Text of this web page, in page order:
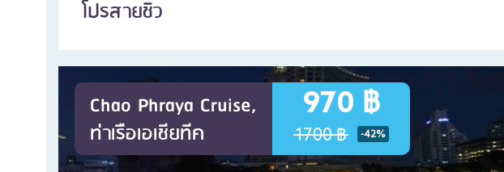
โปรสายชิว
Chao Phraya Cruise,
ท่าเรือเอเชียทีค
970 ฿
1700 ฿ -42%